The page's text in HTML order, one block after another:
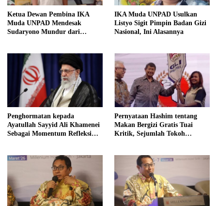
Ketua Dewan Pembina IKA
Muda UNPAD Mendesak
Sudaryono Mundur dari
Independensi Badan Gizi
Nasional
IKA Muda UNPAD Usulkan
Listyo Sigit Pimpin Badan Gizi
Nasional, Ini Alasannya
Penghormatan kepada
Ayatullah Sayyid Ali Khamenei
Sebagai Momentum Refleksi
bagi Indonesia
Pernyataan Hashim tentang
Makan Bergizi Gratis Tuai
Kritik, Sejumlah Tokoh